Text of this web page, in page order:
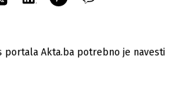
portala Akta.ba potrebno je navesti